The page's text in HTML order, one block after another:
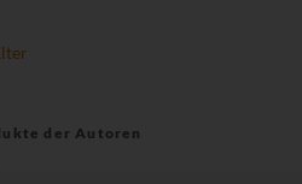
der Autoren